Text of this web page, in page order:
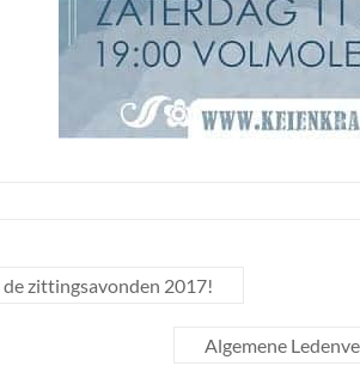
zittingsavonden 2017!
Algemene